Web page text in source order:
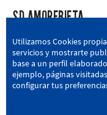
SD AMOREBIETA
San Miguel Kalea, 16,
946 604 751 |
Utilizamos Cookies
servicios y mostrarte
base a un perfil
ejemplo, páginas
configurar tus